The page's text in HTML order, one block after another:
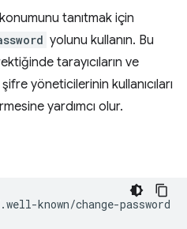
tanıtmak için
yolunu kullanın. Bu
tarayıcıların ve
yöneticilerinin kullanıcıları
yardımcı olur.